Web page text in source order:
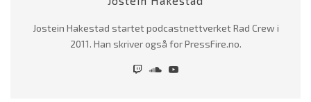
Jostein Hakestad startet podcastnettverket Rad Crew i
2011. Han skriver også for PressFire.no.